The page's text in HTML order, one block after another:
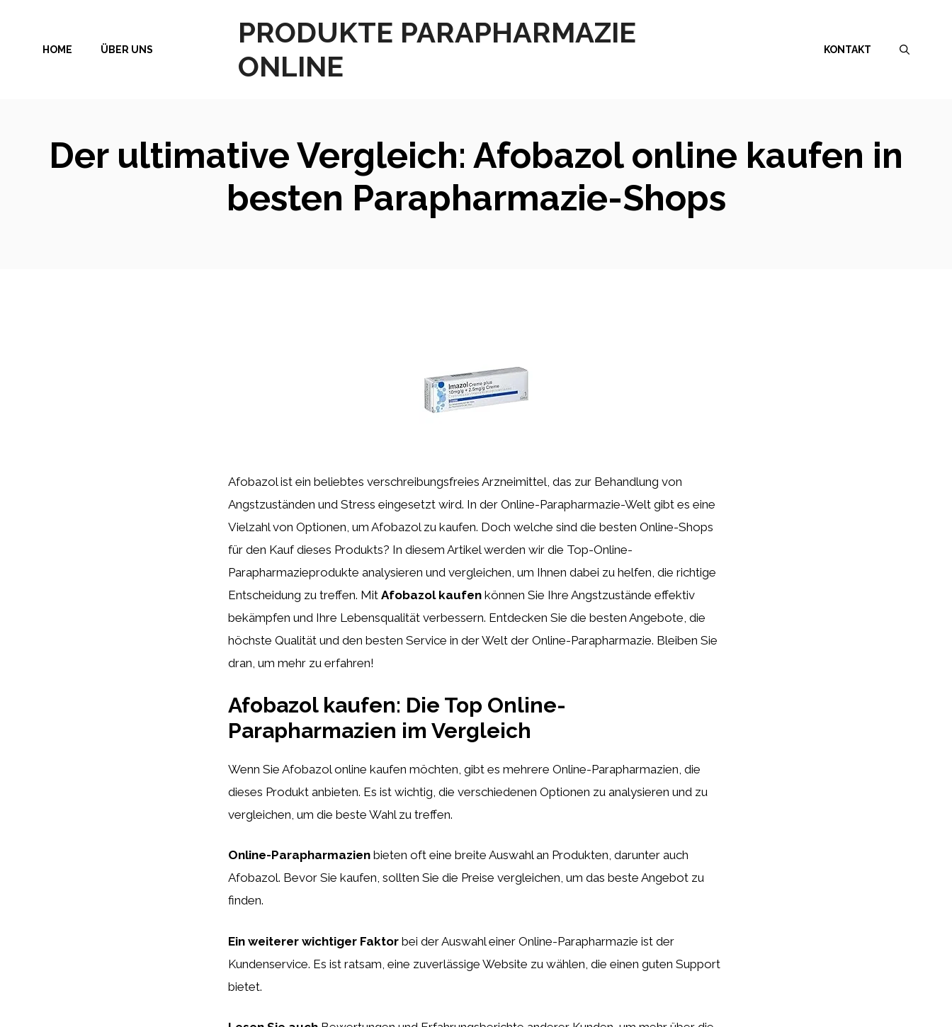
springen
PRODUKTE PARAPHARMAZIE
ONLINE
HOME ÜBER UNS KONTAKT
Der ultimative Vergleich: Afobazol online kaufen in
besten Parapharmazie-Shops
Afobazol ist ein beliebtes verschreibungsfreies Arzneimittel, das zur Behandlung von
Angstzuständen und Stress eingesetzt wird. In der Online-Parapharmazie-Welt gibt es eine
Vielzahl von Optionen, um Afobazol zu kaufen. Doch welche sind die besten Online-Shops
für den Kauf dieses Produkts? In diesem Artikel werden wir die Top-Online-
Parapharmazieprodukte analysieren und vergleichen, um Ihnen dabei zu helfen, die richtige
Entscheidung zu treffen. Mit Afobazol kaufen können Sie Ihre Angstzustände effektiv
bekämpfen und Ihre Lebensqualität verbessern. Entdecken Sie die besten Angebote, die
höchste Qualität und den besten Service in der Welt der Online-Parapharmazie. Bleiben Sie
dran, um mehr zu erfahren!
Afobazol kaufen: Die Top Online-
Parapharmazien im Vergleich
Wenn Sie Afobazol online kaufen möchten, gibt es mehrere Online-Parapharmazien, die
dieses Produkt anbieten. Es ist wichtig, die verschiedenen Optionen zu analysieren und zu
vergleichen, um die beste Wahl zu treffen.
Online-Parapharmazien bieten oft eine breite Auswahl an Produkten, darunter auch
Afobazol. Bevor Sie kaufen, sollten Sie die Preise vergleichen, um das beste Angebot zu
finden.
Ein weiterer wichtiger Faktor bei der Auswahl einer Online-Parapharmazie ist der
Kundenservice. Es ist ratsam, eine zuverlässige Website zu wählen, die einen guten Support
bietet.